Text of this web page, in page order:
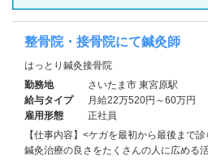
整骨院・接骨院にて鍼灸師
はっとり鍼灸接骨院
勤務地
さいたま市 東宮原駅
給与タイプ
月給22万520円～60万円
雇用形態
正社員
【仕事内容】<ケガを最初から最後まで
鍼灸治療の良さをたくさんの人に広める